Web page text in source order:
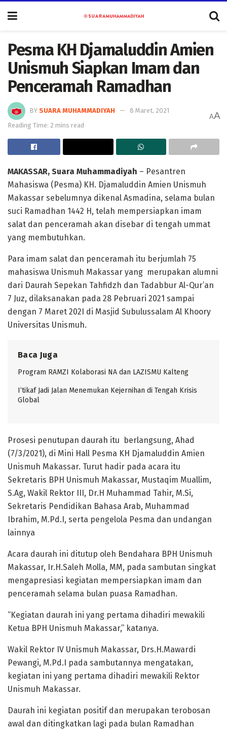
Pesma KH Djamaluddin Amien
Unismuh Siapkan Imam dan
Penceramah Ramadhan
BY SUARA MUHAMMADIYAH
8 Maret, 2021
Reading Time: 2 mins read
AA
MAKASSAR, Suara Muhammadiyah – Pesantren
Mahasiswa (Pesma) KH. Djamaluddin Amien Unismuh
Makassar sebelumnya dikenal Asmadina, selama bulan
suci Ramadhan 1442 H, telah mempersiapkan imam
salat dan penceramah akan disebar di tengah ummat
yang membutuhkan.
Para imam salat dan penceramah itu berjumlah 75
mahasiswa Unismuh Makassar yang merupakan alumni
dari Daurah Sepekan Tahfidzh dan Tadabbur Al-Qur’an
7 Juz, dilaksanakan pada 28 Pebruari 2021 sampai
dengan 7 Maret 202I di Masjid Subulussalam Al Khoory
Universitas Unismuh.
Baca Juga
Program RAMZI Kolaborasi NA dan LAZISMU Kalteng
I’tikaf Jadi Jalan Menemukan Kejernihan di Tengah Krisis
Global
Prosesi penutupan daurah itu berlangsung, Ahad
(7/3/2021), di Mini Hall Pesma KH Djamaluddin Amien
Unismuh Makassar. Turut hadir pada acara itu
Sekretaris BPH Unismuh Makassar, Mustaqim Muallim,
S.Ag, Wakil Rektor III, Dr.H Muhammad Tahir, M.Si,
Sekretaris Pendidikan Bahasa Arab, Muhammad
Ibrahim, M.Pd.I, serta pengelola Pesma dan undangan
lainnya
Acara daurah ini ditutup oleh Bendahara BPH Unismuh
Makassar, Ir.H.Saleh Molla, MM, pada sambutan singkat
mengapresiasi kegiatan mempersiapkan imam dan
penceramah selama bulan puasa Ramadhan.
“Kegiatan daurah ini yang pertama dihadiri mewakili
Ketua BPH Unismuh Makassar,” katanya.
Wakil Rektor IV Unismuh Makassar, Drs.H.Mawardi
Pewangi, M.Pd.I pada sambutannya mengatakan,
kegiatan ini yang pertama dihadiri mewakili Rektor
Unismuh Makassar.
Daurah ini kegiatan positif dan merupakan terobosan
awal dan ditingkatkan lagi pada bulan Ramadhan